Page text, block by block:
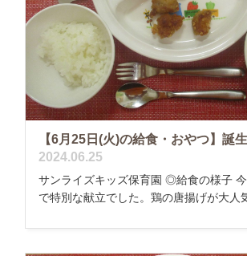
【6月25日(火)の給食・おやつ】誕
2024.06.25
サンライズキッズ保育園 ◎給食の様子
で特別な献立でした。鶏の唐揚げが大人